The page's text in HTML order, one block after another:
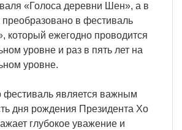
«Голоса деревни Шен», а в
в фестиваль
который ежегодно проводится
уровне и раз в пять лет на
уровне.
фестиваль является важным
дня рождения Президента Хо
глубокое уважение и